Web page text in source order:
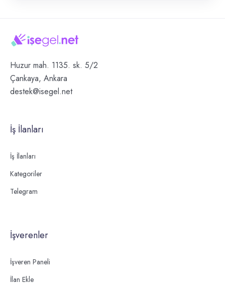
Huzur mah. 1135. sk. 5/2
Çankaya, Ankara
destek@isegel.net
İş İlanları
İş İlanları
Kategoriler
Telegram
İşverenler
İşveren Paneli
İlan Ekle